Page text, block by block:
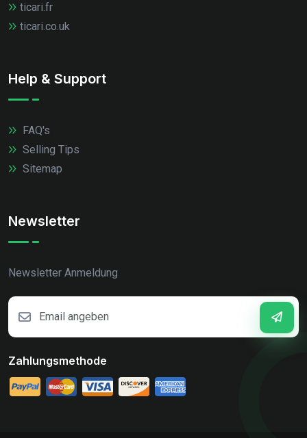
ticari.fr
ticari.co.uk
Help & Support
FAQ's
Selling Tips
Sitemap
Newsletter
Newsletter Anmeldung
Zahlungsmethode